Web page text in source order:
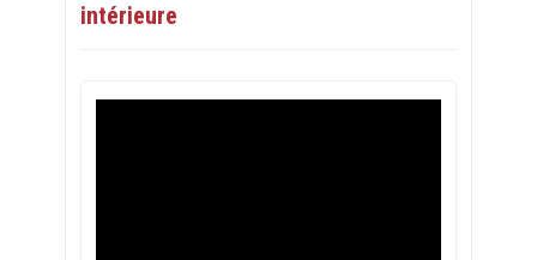
intérieure